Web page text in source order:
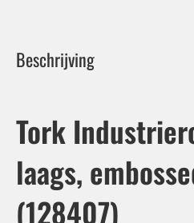
Beschrijving
Tork
laags,
(128407)